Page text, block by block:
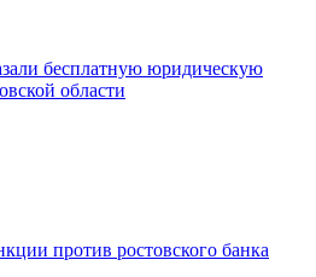
бесплатную юридическую
области
против ростовского банка